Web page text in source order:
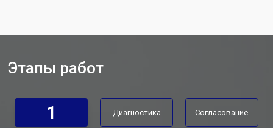
Этапы работ
1 Диагностика Согласование